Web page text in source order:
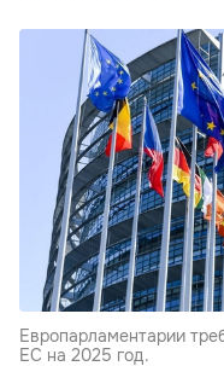
Европарламентарии
ЕС на 2025 год.